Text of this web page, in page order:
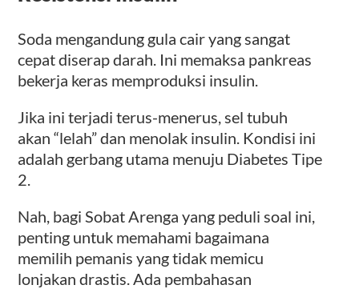
Soda mengandung gula cair yang sangat
cepat diserap darah. Ini memaksa pankreas
bekerja keras memproduksi insulin.
Jika ini terjadi terus-menerus, sel tubuh
akan “lelah” dan menolak insulin. Kondisi ini
adalah gerbang utama menuju Diabetes Tipe
2.
Nah, bagi Sobat Arenga yang peduli soal ini,
penting untuk memahami bagaimana
memilih pemanis yang tidak memicu
lonjakan drastis. Ada pembahasan